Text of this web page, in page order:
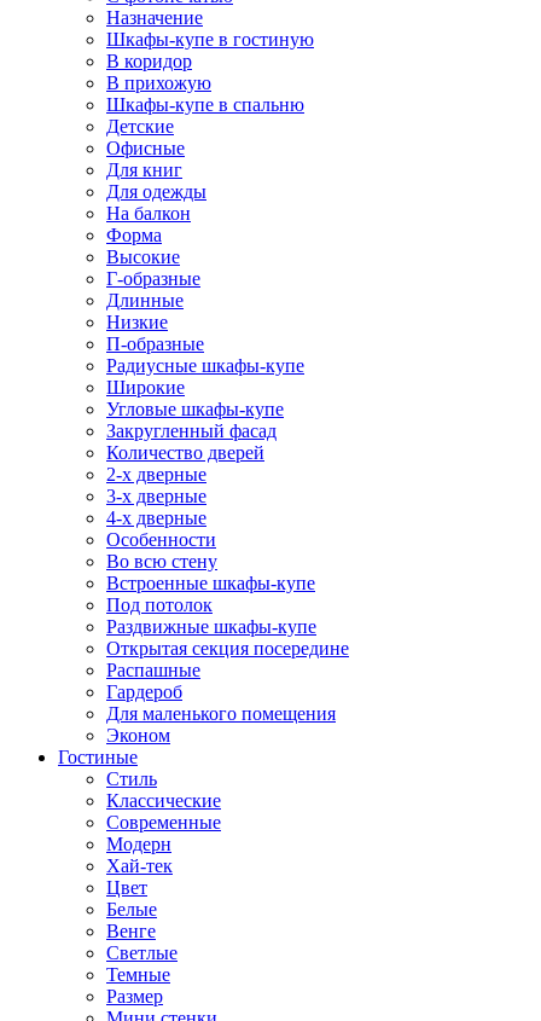
Назначение
Шкафы-купе в гостиную
В коридор
В прихожую
Шкафы-купе в спальню
Детские
Офисные
Для книг
Для одежды
На балкон
Форма
Высокие
Г-образные
Длинные
Низкие
П-образные
Радиусные шкафы-купе
Широкие
Угловые шкафы-купе
Закругленный фасад
Количество дверей
2-х дверные
3-х дверные
4-х дверные
Особенности
Во всю стену
Встроенные шкафы-купе
Под потолок
Раздвижные шкафы-купе
Открытая секция посередине
Распашные
Гардероб
Для маленького помещения
Эконом
Гостиные
Стиль
Классические
Современные
Модерн
Хай-тек
Цвет
Белые
Венге
Светлые
Темные
Размер